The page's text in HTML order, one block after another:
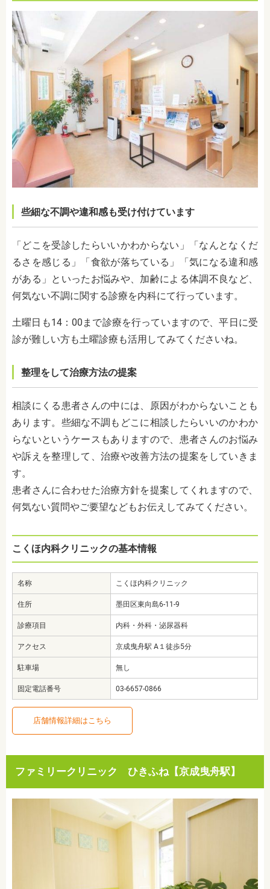
些細な不調や違和感も受け付けています
「どこを受診したらいいかわからない」「なんとなくだ
るさを感じる」「食欲が落ちている」「気になる違和感
がある」といったお悩みや、加齢による体調不良など、
何気ない不調に関する診療を内科にて行っています。
土曜日も14：00まで診療を行っていますので、平日に受
診が難しい方も土曜診療も活用してみてくださいね。
整理をして治療方法の提案
相談にくる患者さんの中には、原因がわからないことも
あります。些細な不調もどこに相談したらいいのかわか
らないというケースもありますので、患者さんのお悩み
や訴えを整理して、治療や改善方法の提案をしていきま
す。
患者さんに合わせた治療方針を提案してくれますので、
何気ない質問やご要望などもお伝えしてみてください。
こくほ内科クリニックの基本情報
名称 こくほ内科クリニック
住所 墨田区東向島6-11-9
診療項目 内科・外科・泌尿器科
アクセス 京成曳舟駅 A１徒歩5分
駐車場 無し
固定電話番号 03-6657-0866
店舗情報詳細はこちら
ファミリークリニック ひきふね【京成曳舟駅】